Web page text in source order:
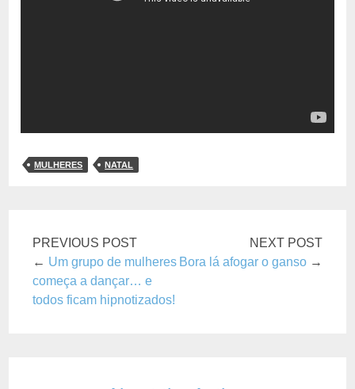
MULHERES NATAL
PREVIOUS POST
← Um grupo de mulheres
começa a dançar… e
todos ficam hipnotizados!
NEXT POST
Bora lá afogar o ganso→